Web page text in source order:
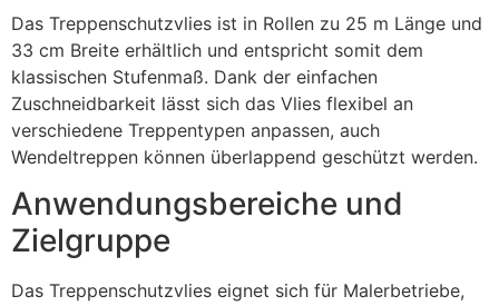
Das Treppenschutzvlies ist in Rollen zu 25 m Länge und
33 cm Breite erhältlich und entspricht somit dem
klassischen Stufenmaß. Dank der einfachen
Zuschneidbarkeit lässt sich das Vlies flexibel an
verschiedene Treppentypen anpassen, auch
Wendeltreppen können überlappend geschützt werden.
Anwendungsbereiche und
Zielgruppe
Das Treppenschutzvlies eignet sich für Malerbetriebe,